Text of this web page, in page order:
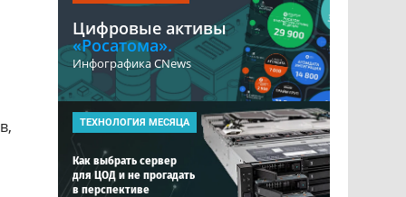
Цифровые активы
«Росатома».
Инфографика CNews
ТЕХНОЛОГИЯ МЕСЯЦА
Как выбрать сервер
для ЦОД и не прогадать
в перспективе